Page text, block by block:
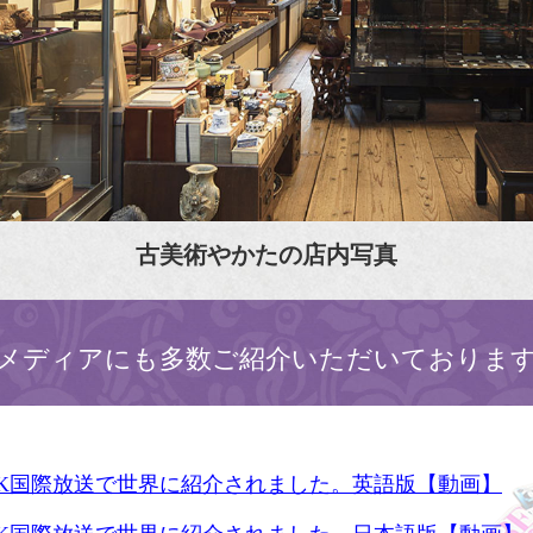
古美術やかたの店内写真
ディアにも多数ご紹介いただいておりま
国際放送で世界に紹介されました。英語版【動画】